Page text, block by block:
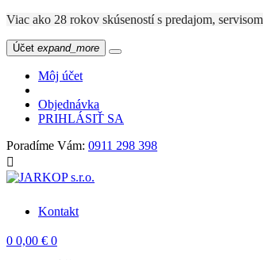
Viac ako 28 rokov skúseností s predajom,
Účet expand_more
Môj účet
Objednávka
PRIHLÁSIŤ SA
Poradíme Vám: 0911 298 398

Kontakt
0 0,00 € 0